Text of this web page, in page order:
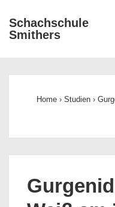
Zum
Inhalt
Schachschule
Smithers
Home › Studien ›